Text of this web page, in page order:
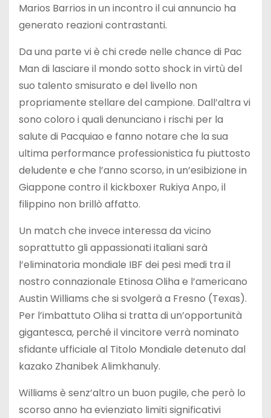
Marios Barrios in un incontro il cui annuncio ha
generato reazioni contrastanti.
Da una parte vi è chi crede nelle chance di Pac
Man di lasciare il mondo sotto shock in virtù del
suo talento smisurato e del livello non
propriamente stellare del campione. Dall’altra vi
sono coloro i quali denunciano i rischi per la
salute di Pacquiao e fanno notare che la sua
ultima performance professionistica fu piuttosto
deludente e che l’anno scorso, in un’esibizione in
Giappone contro il kickboxer Rukiya Anpo, il
filippino non brillò affatto.
Un match che invece interessa da vicino
soprattutto gli appassionati italiani sarà
l’eliminatoria mondiale IBF dei pesi medi tra il
nostro connazionale Etinosa Oliha e l’americano
Austin Williams che si svolgerà a Fresno (Texas).
Per l’imbattuto Oliha si tratta di un’opportunità
gigantesca, perché il vincitore verrà nominato
sfidante ufficiale al Titolo Mondiale detenuto dal
kazako Zhanibek Alimkhanuly.
Williams è senz’altro un buon pugile, che però lo
scorso anno ha evienziato limiti significativi